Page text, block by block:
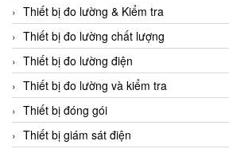
CHAUVIN ARNOUX
Checkline
Chino
Chiyoda Seiki
Chiyoda-Tsusho
Chongqing Huaneng
Thiết bị đo lường & Kiểm tra
Thiết bị đo lường chất lượng
Thiết bị đo lường điện
Thiết bị đo lường và kiểm tra
Thiết bị đóng gói
Thiết bị giám sát điện